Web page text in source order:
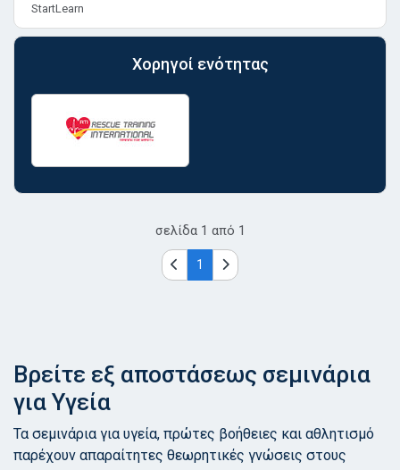
StartLearn
Χορηγοί ενότητας
σελίδα 1 από 1
1
Βρείτε εξ αποστάσεως σεμινάρια
για Υγεία
Τα σεμινάρια για υγεία, πρώτες βοήθειες και αθλητισμό
παρέχουν απαραίτητες θεωρητικές γνώσεις στους